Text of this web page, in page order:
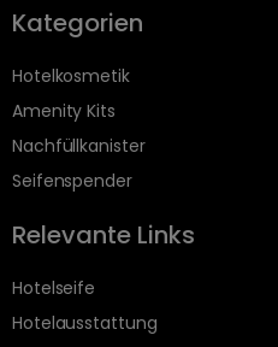
Kategorien
Hotelkosmetik
Amenity Kits
Nachfüllkanister
Seifenspender
Relevante Links
Hotelseife
Hotelausstattung